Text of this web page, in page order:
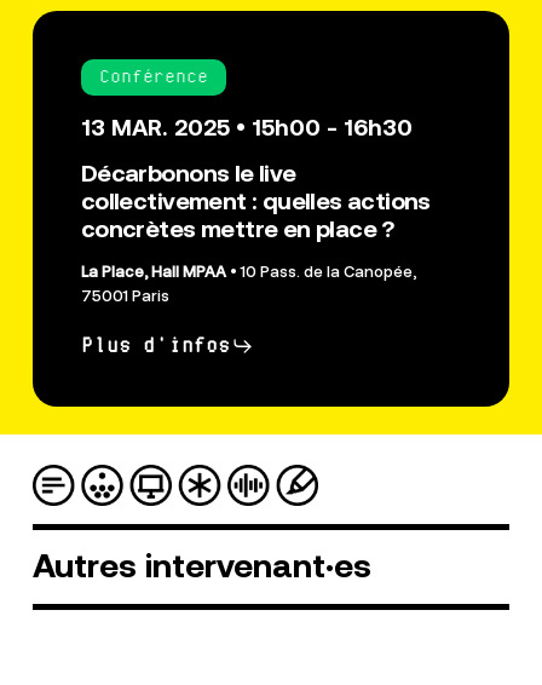
Conférence
13 MAR. 2025 • 15h00 - 16h30
Décarbonons le live
collectivement : quelles actions
concrètes mettre en place ?
La Place, Hall MPAA • 10 Pass. de la Canopée,
75001 Paris
Plus d'infos
Autres intervenant·es